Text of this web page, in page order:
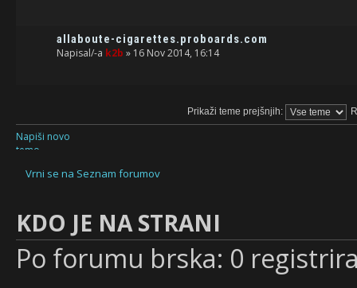
allaboute-cigarettes.proboards.com
Napisal/-a k2b » 16 Nov 2014, 16:14
Prikaži teme prejšnjih:
Napiši novo
temo
Vrni se na Seznam forumov
KDO JE NA STRANI
Po forumu brska: 0